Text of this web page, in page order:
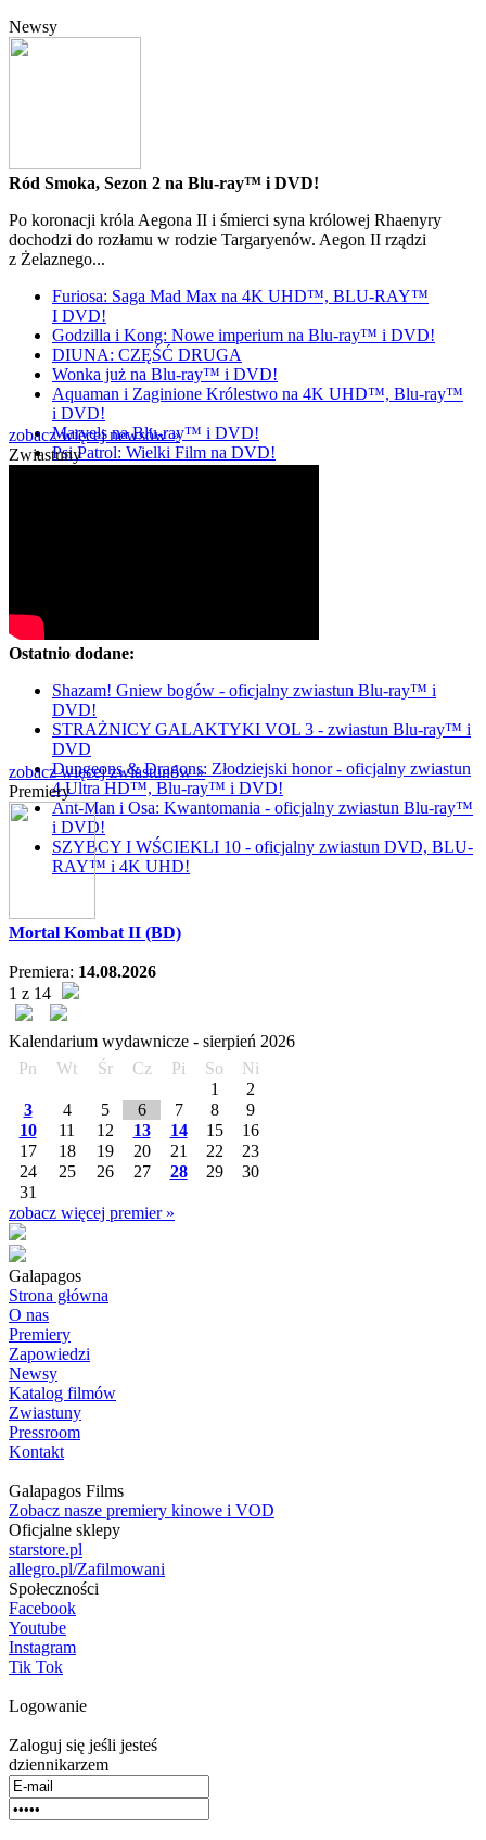
Newsy
Ród Smoka, Sezon 2 na Blu-ray™ i DVD!
Po koronacji króla Aegona II i śmierci syna królowej Rhaenyry
dochodzi do rozłamu w rodzie Targaryenów. Aegon II rządzi
z Żelaznego...
Furiosa: Saga Mad Max na 4K UHD™, BLU-RAY™
I DVD!
Godzilla i Kong: Nowe imperium na Blu-ray™ i DVD!
DIUNA: CZĘŚĆ DRUGA
Wonka już na Blu-ray™ i DVD!
Aquaman i Zaginione Królestwo na 4K UHD™, Blu-ray™
i DVD!
Marvels na Blu-ray™ i DVD!
Psi Patrol: Wielki Film na DVD!
zobacz więcej newsów »
Zwiastuny
Ostatnio dodane:
Shazam! Gniew bogów - oficjalny zwiastun Blu-ray™ i
DVD!
STRAŻNICY GALAKTYKI VOL 3 - zwiastun Blu-ray™ i
DVD
Dungeons & Dragons: Złodziejski honor - oficjalny zwiastun
4 Ultra HD™, Blu-ray™ i DVD!
Ant-Man i Osa: Kwantomania - oficjalny zwiastun Blu-ray™
i DVD!
SZYBCY I WŚCIEKLI 10 - oficjalny zwiastun DVD, BLU-
RAY™ i 4K UHD!
zobacz więcej zwiastunów »
Premiery
Mortal Kombat II (BD)
Premiera: 14.08.2026
1 z 14
Kalendarium wydawnicze - sierpień 2026
Pn
Wt Śr Cz Pi So
Ni
1
2
3
4 5 6 7 8
9
10
11 12 13 14 15
16
17
18 19 20 21 22
23
24
25 26 27 28 29
30
31
zobacz więcej premier »
Galapagos
Strona główna
O nas
Premiery
Zapowiedzi
Newsy
Katalog filmów
Zwiastuny
Pressroom
Kontakt
Galapagos Films
Zobacz nasze premiery kinowe i VOD
Oficjalne sklepy
starstore.pl
allegro.pl/Zafilmowani
Społeczności
Facebook
Youtube
Instagram
Tik Tok
Logowanie
Zaloguj się jeśli jesteś
dziennikarzem